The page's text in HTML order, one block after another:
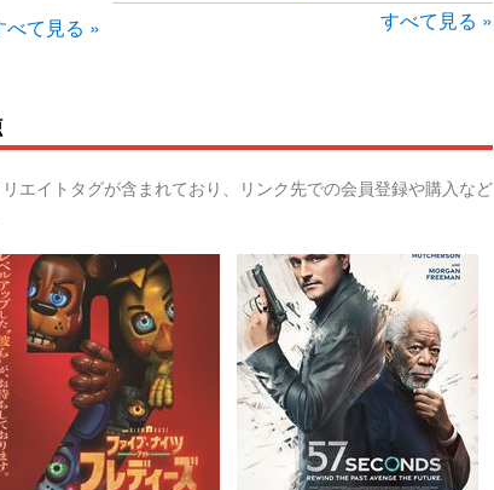
べて見る » すべて見る »
エイトタグが含まれており、リンク先での会員登録や購入など